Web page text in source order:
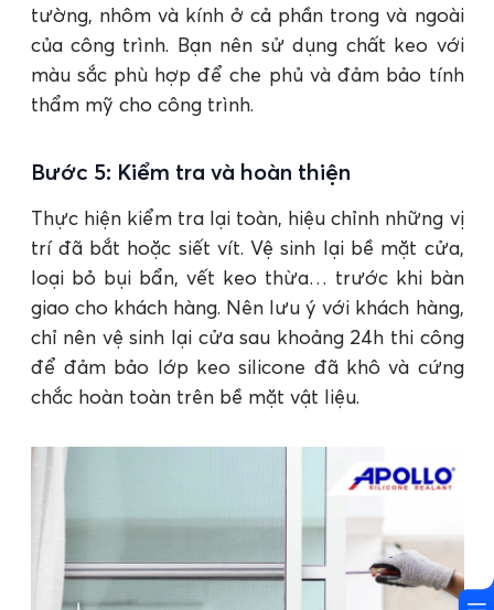
tường, nhôm và kính ở cả phần trong và ngoài
của công trình. Bạn nên sử dụng chất keo với
màu sắc phù hợp để che phủ và đảm bảo tính
thẩm mỹ cho công trình.
Bước 5: Kiểm tra và hoàn thiện
Thực hiện kiểm tra lại toàn, hiệu chỉnh những vị
trí đã bắt hoặc siết vít. Vệ sinh lại bề mặt cửa,
loại bỏ bụi bẩn, vết keo thừa… trước khi bàn
giao cho khách hàng. Nên lưu ý với khách hàng,
chỉ nên vệ sinh lại cửa sau khoảng 24h thi công
để đảm bảo lớp keo silicone đã khô và cứng
chắc hoàn toàn trên bề mặt vật liệu.